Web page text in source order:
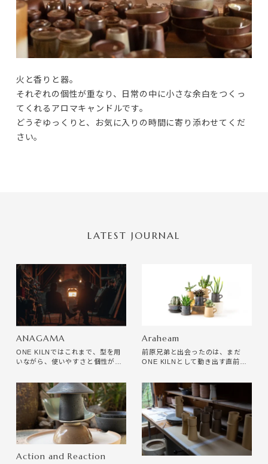
火と香りと器。
それぞれの個性が重なり、日常の中に小さな余白をつくっ
てくれるアロマキャンドルです。
どうぞゆっくりと、お気に入りの時間に寄り添わせてくだ
さい。
LATEST JOURNAL
ANAGAMA
ONE KILNではこれまで、型を用
いながら、使いやすさと個性が共
土や釉薬、焼成によって少しずつ
異なる表情を持っています。 しか
し、この穴窯のシリーズでは、そ
の変化は私たちの想像を大きく超
えていきます。
Araheam
前原兄弟と出会ったのは、まだ
ONE KILNとして動き出す直前の
ィックデザイナーの宅二郎。 天文
館で展示をしていると、ふたりで
ふらっと見に来てくれたのを覚え
ている。
Action and Reaction